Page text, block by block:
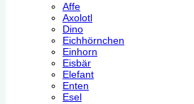
Affe
Axolotl
Dino
Eichhörnchen
Einhorn
Eisbär
Elefant
Enten
Esel